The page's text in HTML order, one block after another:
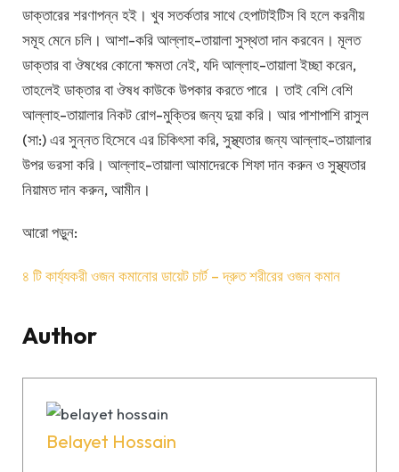
ডাক্তারের শরণাপন্ন হই। খুব সতর্কতার সাথে হেপাটাইটিস বি হলে করনীয়
সমূহ মেনে চলি। আশা-করি আল্লাহ-তায়ালা সুস্থতা দান করবেন। মূলত
ডাক্তার বা ঔষধের কোনো ক্ষমতা নেই, যদি আল্লাহ-তায়ালা ইচ্ছা করেন,
তাহলেই ডাক্তার বা ঔষধ কাউকে উপকার করতে পারে । তাই বেশি বেশি
আল্লাহ-তায়ালার নিকট রোগ-মুক্তির জন্য দুয়া করি। আর পাশাপাশি রাসুল
(সা:) এর সুন্নত হিসেবে এর চিকিৎসা করি, সুস্থ্যতার জন্য আল্লাহ-তায়ালার
উপর ভরসা করি। আল্লাহ-তায়ালা আমাদেরকে শিফা দান করুন ও সুস্থ্যতার
নিয়ামত দান করুন, আমীন।
আরো পড়ুন:
৪ টি কার্য্যকরী ওজন কমানোর ডায়েট চার্ট – দ্রুত শরীরের ওজন কমান
Author
Belayet Hossain